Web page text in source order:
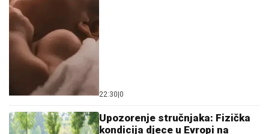
22:30 0
Upozorenje stručnjaka: Fizička
kondicija djece u Evropi na